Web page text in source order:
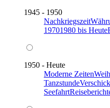
1945 - 1950
Nachkriegszeit
19701980 bis Heute
1950 - Heute
Moderne Zeiten
Tanzstunde
Seefahrt